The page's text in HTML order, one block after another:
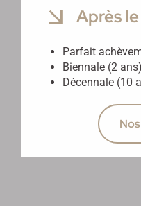
Après
Parfait
Biennale (2 ans)
Décennale (10